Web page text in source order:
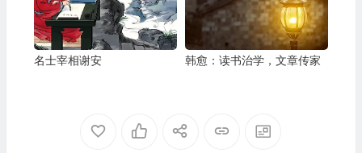
名士宰相谢安 韩愈：读书治学，文章传家